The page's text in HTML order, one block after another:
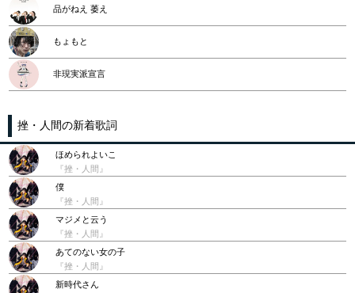
品がねえ 萎え
もょもと
非現実派宣言
挫・人間の新着歌詞
ほめられよいこ
『挫・人間』
僕
『挫・人間』
マジメと云う
『挫・人間』
あてのない女の子
『挫・人間』
新時代さん